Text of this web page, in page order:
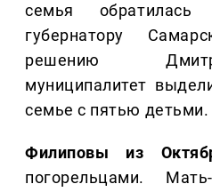
семья
губернатору
решению
муниципалитет
семье с пятью детьми.
Филиповы из
погорельцами.